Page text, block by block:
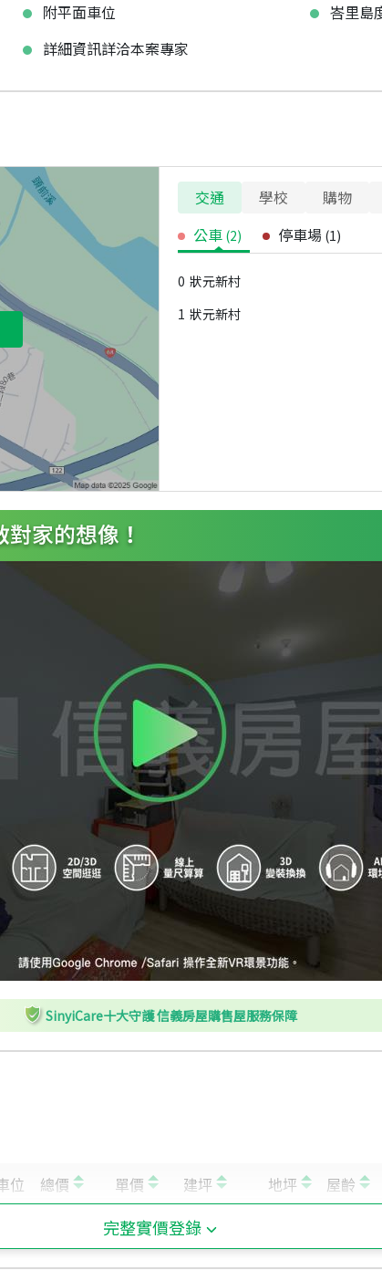
附平面車位
峇里島
詳細資訊詳洽本案專家
交通 學校
購物
公車 (2) 停車場 (1)
0 狀元新村
1 狀元新村
SinyiCare十大守護 信義房屋購售屋服務保障
完整實價登錄